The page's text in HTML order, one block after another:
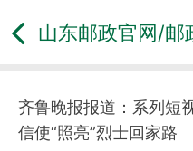
山东邮政官网/邮
齐鲁晚报报道：系列短
信使“照亮”烈士回家路